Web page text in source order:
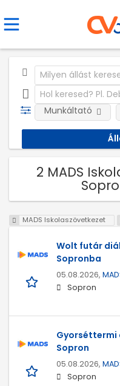
Munkáltató
2 MADS
MADS Iskolaszövetkezet
Wolt futár
Sopronba
05.08.2026,
Sopron
Gyorséttermi
Sopron
05.08.2026,
Sopron